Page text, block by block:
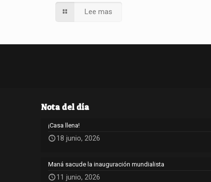
Lee mas
Nota del día
¡Casa llena!
18 junio, 2026
Maná sacude la inauguración mundialista
11 junio, 2026